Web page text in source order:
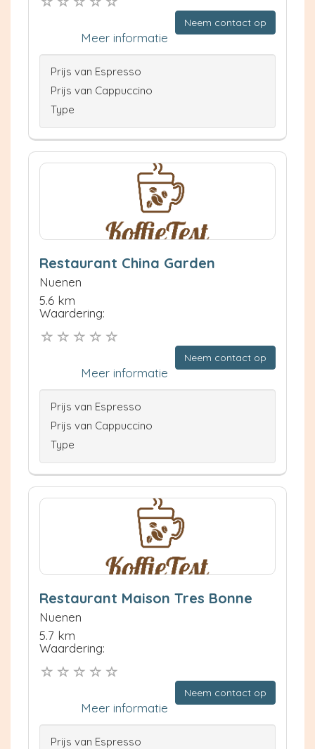
Neem contact op
Meer informatie
Prijs van Espresso
Prijs van Cappuccino
Type
Restaurant China Garden
Nuenen
5.6 km
Waardering:
Neem contact op
Meer informatie
Prijs van Espresso
Prijs van Cappuccino
Type
Restaurant Maison Tres Bonne
Nuenen
5.7 km
Waardering:
Neem contact op
Meer informatie
Prijs van Espresso